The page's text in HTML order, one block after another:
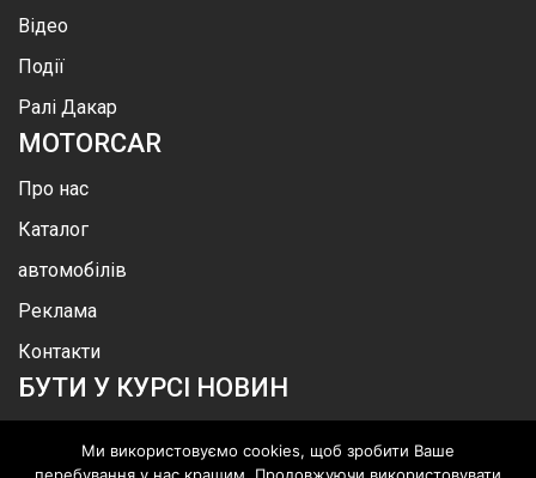
Відео
Події
Ралі Дакар
MOTORCAR
Про нас
Каталог
автомобілів
Реклама
Контакти
БУТИ У КУРСІ НОВИН
Ми використовуємо cookies, щоб зробити Ваше